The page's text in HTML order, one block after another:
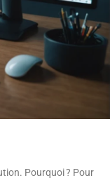
Pourquoi ? Pour